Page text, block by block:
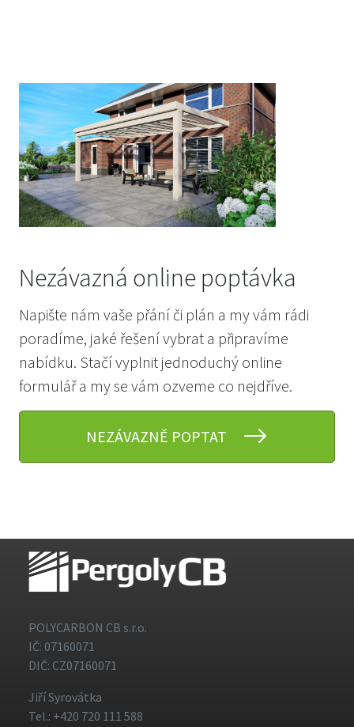
Nezávazná online poptávka
Napište nám vaše přání či plán a my vám rádi
poradíme, jaké řešení vybrat a připravíme
nabídku. Stačí vyplnit jednoduchý online
formulář a my se vám ozveme co nejdříve.
NEZÁVAZNĚ POPTAT
POLYCARBON CB s.r.o.
IČ: 07160071
DIČ: CZ07160071
Jiří Syrovátka
Tel.: +420 720 111 588